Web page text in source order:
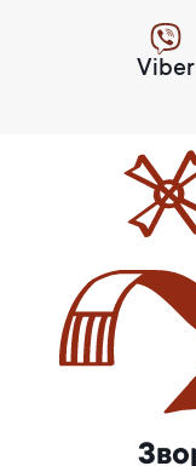
Viber